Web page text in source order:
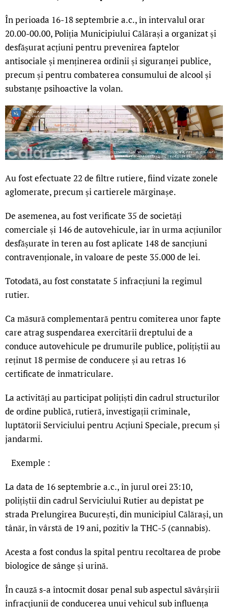
În perioada 16-18 septembrie a.c., în intervalul orar
20.00-00.00, Poliția Municipiului Călărași a organizat și
desfășurat acțiuni pentru prevenirea faptelor
antisociale și menținerea ordinii și siguranței publice,
precum și pentru combaterea consumului de alcool și
substanțe psihoactive la volan.
Au fost efectuate 22 de filtre rutiere, fiind vizate zonele
aglomerate, precum și cartierele mărginașe.
De asemenea, au fost verificate 35 de societăți
comerciale și 146 de autovehicule, iar în urma acțiunilor
desfășurate în teren au fost aplicate 148 de sancțiuni
contravenționale, în valoare de peste 35.000 de lei.
Totodată, au fost constatate 5 infracțiuni la regimul
rutier.
Ca măsură complementară pentru comiterea unor fapte
care atrag suspendarea exercitării dreptului de a
conduce autovehicule pe drumurile publice, polițiștii au
reținut 18 permise de conducere și au retras 16
certificate de înmatriculare.
La activități au participat polițiști din cadrul structurilor
de ordine publică, rutieră, investigații criminale,
luptătorii Serviciului pentru Acțiuni Speciale, precum și
jandarmi.
Exemple :
La data de 16 septembrie a.c., în jurul orei 23:10,
polițiștii din cadrul Serviciului Rutier au depistat pe
strada Prelungirea București, din municipiul Călărași, un
tânăr, în vârstă de 19 ani, pozitiv la THC-5 (cannabis).
Acesta a fost condus la spital pentru recoltarea de probe
biologice de sânge și urină.
În cauză s-a întocmit dosar penal sub aspectul săvârșirii
infracţiunii de conducerea unui vehicul sub influența